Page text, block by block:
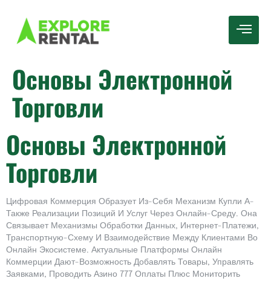
Основы Электронной
Торговли
Основы Электронной
Торговли
Цифровая Коммерция Образует Из-Себя Механизм Купли А-
Также Реализации Позиций И Услуг Через Онлайн-Среду. Она
Связывает Механизмы Обработки Данных, Интернет-Платежи,
Транспортную-Схему И Взаимодействие Между Клиентами Во
Онлайн Экосистеме. Актуальные Платформы Онлайн
Коммерции Дают-Возможность Добавлять Товары, Управлять
Заявками, Проводить Азино 777 Оплаты Плюс Мониторить